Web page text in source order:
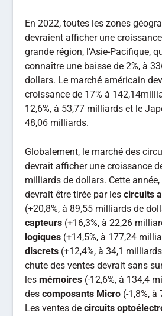
En 2022, toutes les zones
devraient afficher une
grande région, l’Asie-Pacifique,
connaître une baisse de 2%, à
dollars. Le marché américain
croissance de 17% à
12,6%, à 53,77 milliards et le
48,06 milliards.
Globalement, le marché des
devrait afficher une croissance
milliards de dollars. Cette
devrait être tirée par lescircuits
(+20,8%, à 89,55 milliards de
capteurs (+16,3%, à 22,26
logiques (+14,5%, à 177,24
discrets (+12,4%, à 34,1
chute des ventes devrait sans
lesmémoires (-12,6%, à 134,4
des composants Micro (-1,8%,
Les ventes decircuits